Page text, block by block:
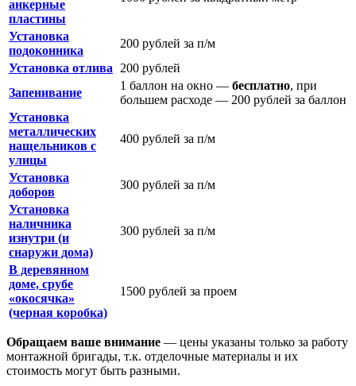
анкерные
пластины
Установка
подоконника
200 рублей за п/м
Установка отлива
200 рублей
Запенивание
1 баллон на окно — бесплатно, при
большем расходе — 200 рублей за баллон
Установка
металлических
нащельников с
улицы
400 рублей за п/м
Установка
доборов
300 рублей за п/м
Установка
наличника
изнутри (и
снаружи дома)
300 рублей за п/м
В деревянном
доме, срубе
«окосячка»
(черная коробка)
1500 рублей за проем
Обращаем ваше внимание — цены указаны только за работу
монтажной бригады, т.к. отделочные материалы и их
стоимость могут быть разными.